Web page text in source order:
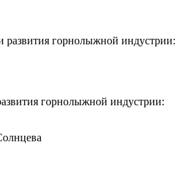
горнолыжной индустрии: